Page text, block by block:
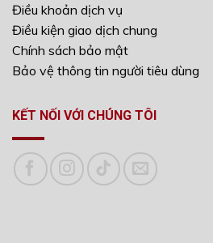
Điều khoản dịch vụ
Điều kiện giao dịch chung
Chính sách bảo mật
Bảo vệ thông tin người tiêu dùng
KẾT NỐI VỚI CHÚNG TÔI